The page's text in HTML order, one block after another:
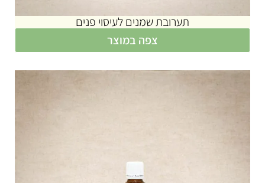
תערובת שמנים לעיסוי פנים
צפה במוצר